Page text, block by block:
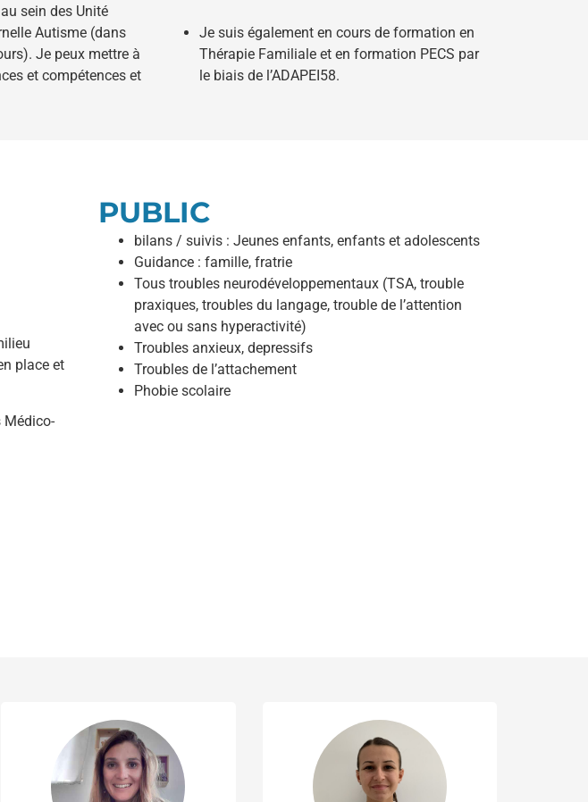
sein des Unité
Autisme (dans
Je peux mettre à
et compétences et
Je suis également en cours de formation en
Thérapie Familiale et en formation PECS par
le biais de l’ADAPEI58.
place et
Médico-
PUBLIC
bilans / suivis : Jeunes enfants, enfants et adolescents
Guidance : famille, fratrie
Tous troubles neurodéveloppementaux (TSA, trouble
praxiques, troubles du langage, trouble de l’attention
avec ou sans hyperactivité)
Troubles anxieux, depressifs
Troubles de l’attachement
Phobie scolaire